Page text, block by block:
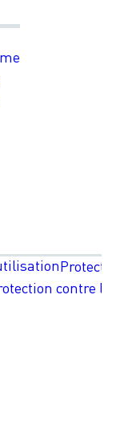
contre